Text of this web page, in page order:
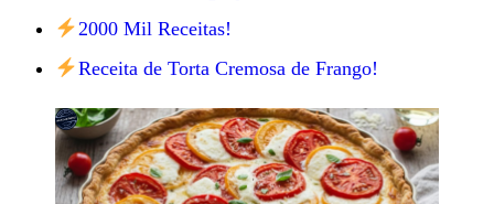
2000 Mil Receitas!
Receita de Torta Cremosa de Frango!